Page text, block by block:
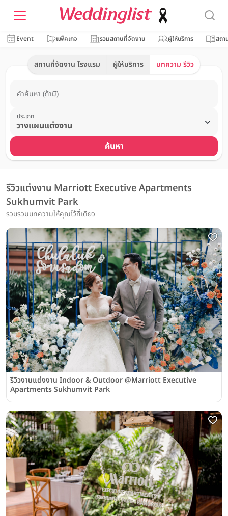
Event แพ็คเกจ รวมสถานที่จัดงาน ผู้ให้บริการ สถา
สถานที่จัดงาน โรงแรม ผู้ให้บริการ บทความ รีวิว
คำค้นหา (ถ้ามี)
ประเภท
ค้นหา
รีวิวแต่งงาน Marriott Executive Apartments
Sukhumvit Park
รวบรวมบทความให้คุณไว้ที่เดียว
รีวิวงานแต่งงาน Indoor & Outdoor @Marriott Executive
Apartments Sukhumvit Park